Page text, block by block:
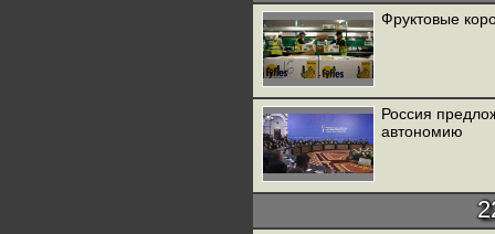
Фруктовые
Россия
автономию